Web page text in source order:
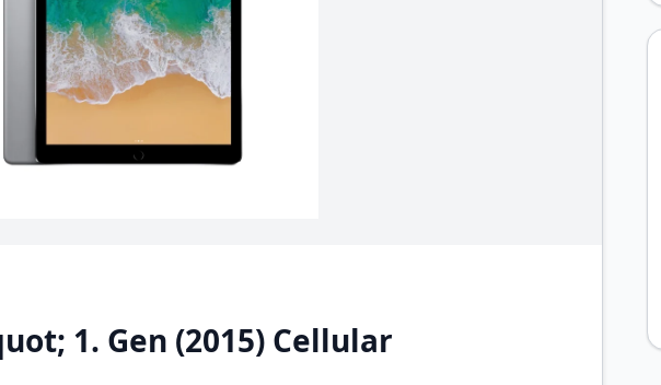
1. Gen (2015) Cellular